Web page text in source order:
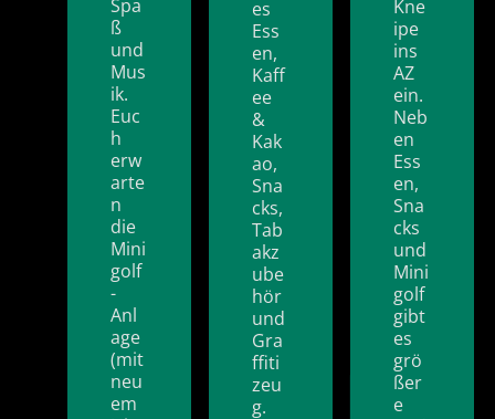
Spa
ß
und
Mus
ik.
Euc
h
erw
arte
n
die
Mini
golf
-
Anl
age
(mit
neu
em
es
Ess
en,
Kaff
ee
&
Kak
ao,
Sna
cks,
Tab
akz
ube
hör
und
Gra
ffiti
zeu
g.
Kne
ipe
ins
AZ
ein.
Neb
en
Ess
en,
Sna
cks
und
Mini
golf
gibt
es
grö
ßer
e